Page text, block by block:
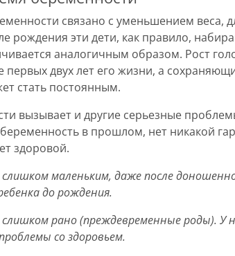
связано с уменьшением веса,
рождения эти дети, как правило,
аналогичным образом. Рост
первых двух лет его жизни, а
стать постоянным.
вызывает и другие серьезные
в прошлом, нет никакой
здоровой.
маленьким, даже после
до рождения.
рано (преждевременные роды). У
со здоровьем.